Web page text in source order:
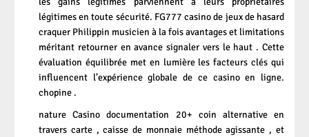
légitimes en toute sécurité. FG777 casino de jeux de hasard
craquer Philippin musicien à la fois avantages et limitations
méritant retourner en avance signaler vers le haut . Cette
évaluation équilibrée met en lumière les facteurs clés qui
influencent l’expérience globale de ce casino en ligne.
chopine .
nature Casino documentation 20+ coin alternative en
travers carte , caisse de monnaie méthode agissante , et